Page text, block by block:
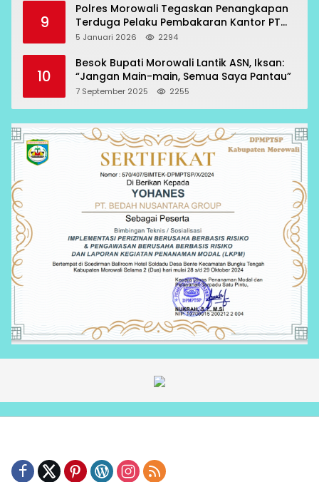
9
Polres Morowali Tegaskan Penangkapan
Terduga Pelaku Pembakaran Kantor PT
RCP Sesuai Prosedur
5 Januari 2026 2294
10
Besok Bupati Morowali Lantik ASN, Iksan:
“Jangan Main-main, Semua Saya Pantau”
7 September 2025 2255